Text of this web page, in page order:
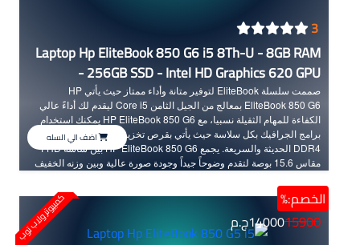
3
Laptop Hp EliteBook 850 G6 i5 8Th-U - 8GB RAM
- 256GB SSD - Intel HD Graphics 620 GPU
صممت سلسلة EliteBook لتوفير متانة وأداء ممتاز حيث يأتي HP
EliteBook 850 G6 بمعالج من الجيل الثامن Core i5 ليقدم لك أداءً عالي
الكفاءة للمهام الثقيلة نسبيا، مع HP EliteBook 850 G6 يمكنك استخدام
برامج الجرافيك بكل سلاسة حيث يأتي بقرص تخزين من نوع SSD ورامات
DDR4 الحديثة والسريعة. يجمع HP EliteBook 850 G6 بين شاشة FHD
مقاس 15.6 بوصة لتقدم وضوحاً جيداً وجودة صورة عالية وبين وزنه الخفيف
خياراً ممتازاً ورائعا للمبرمجين والمصممين وكذلك للمهام المكتبية
والشخصية.
اضف الي السله
كمبيوتر ولاب توب الخصم:%
15900
14000ج.م